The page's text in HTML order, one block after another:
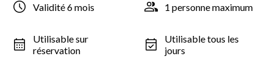
Validité 6 mois 1 personne maximum
Utilisable sur
réservation
Utilisable tous les
jours